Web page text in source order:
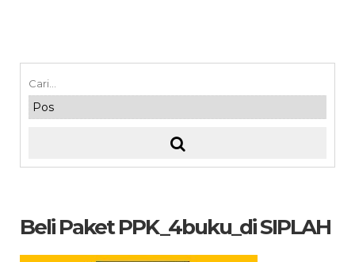
Beli Paket PPK_4buku_di SIPLAH